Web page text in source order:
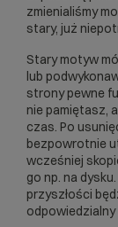
zmienialiśmy
stary, już
Stary motyw
lub
strony pewne
nie pamiętasz,
czas. Po
bezpowrotnie
wcześniej
go np. na
przyszłości